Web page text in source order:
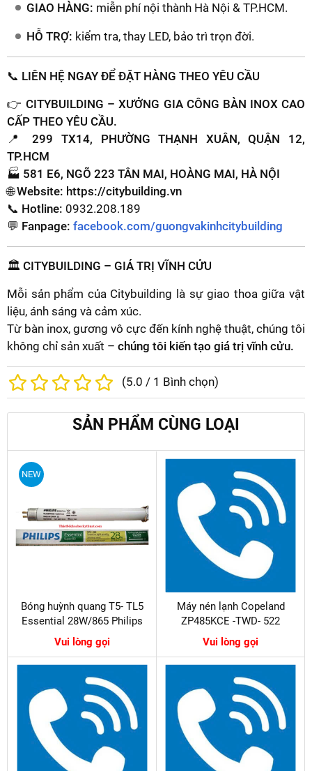
GIAO HÀNG: miễn phí nội thành Hà Nội & TP.HCM.
HỖ TRỢ: kiểm tra, thay LED, bảo trì trọn đời.
📞 LIÊN HỆ NGAY ĐỂ ĐẶT HÀNG THEO YÊU CẦU
👉CITYBUILDING – XƯỞNG GIA CÔNG BÀN INOX CAO
CẤP THEO YÊU CẦU.
📍299 TX14, PHƯỜNG THẠNH XUÂN, QUẬN 12,
TP.HCM
🏭 581 E6, NGÕ 223 TÂN MAI, HOÀNG MAI, HÀ NỘI
🌐Website: https://citybuilding.vn
📞 Hotline: 0932.208.189
💬 Fanpage: facebook.com/guongvakinhcitybuilding
🏛️ CITYBUILDING – GIÁ TRỊ VĨNH CỬU
Mỗi sản phẩm của Citybuilding là sự giao thoa giữa vật
liệu, ánh sáng và cảm xúc.
Từ bàn inox, gương vô cực đến kính nghệ thuật, chúng tôi
không chỉ sản xuất – chúng tôi kiến tạo giá trị vĩnh cửu.
(5.0 / 1 Bình chọn)
SẢN PHẨM CÙNG LOẠI
NEW
Bóng huỳnh quang T5- TL5
Essential 28W/865 Philips
Vui lòng gọi
Máy nén lạnh Copeland
ZP485KCE -TWD- 522
Vui lòng gọi